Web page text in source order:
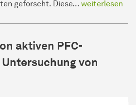
geforscht. Diese... weiterlesen
aktiven PFC-
von